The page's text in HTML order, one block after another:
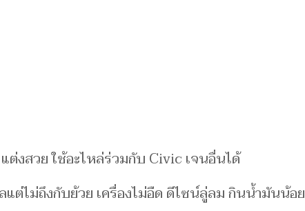
ต่งสวย ใช้อะไหล่ร่วมกับ Civic เจนอื่นได้
ต่ไม่ถึงกับย้วย เครื่องไม่อืด ดีไซน์ลู่ลม กินน้ำมันน้อย